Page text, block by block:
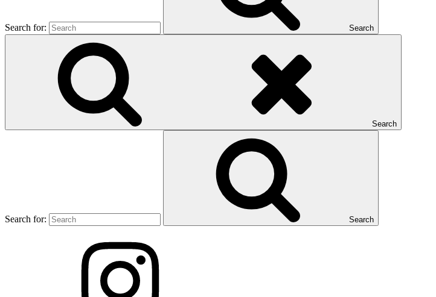
Search for: Search
Search
Search for: Search